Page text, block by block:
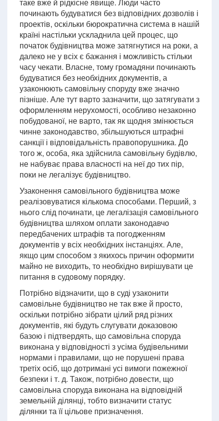
починають будуватися без відповідних дозволів і
проектів, оскільки бюрократична система в нашій
країні настільки ускладнила цей процес, що
початок будівництва може затягнутися на роки, а
далеко не у всіх є бажання і можливість стільки
часу чекати. Власне, тому громадяни починають
будуватися без необхідних документів, а
узаконюють самовільну споруду вже значно
пізніше. Але тут варто зазначити, що затягувати з
оформленням нерухомості, особливо незаконно
побудованої, не варто, так як щодня змінюється
чинне законодавство, збільшуються штрафні
санкції і відповідальність правопорушника. До
того ж, особа, яка здійснила самовільну будівлю,
не набуває права власності на неї до тих пір,
поки не легалізує будівництво.
Узаконення самовільного будівництва може
реалізовуватися кількома способами. Перший, з
нього слід починати, це легалізація самовільного
будівництва шляхом оплати законодавчо
передбачених штрафів та погодженням
документів у всіх необхідних інстанціях. Але,
якщо цим способом з якихось причин оформити
майно не виходить, то необхідно вирішувати це
питання в судовому порядку.
Потрібно відзначити, що в суді узаконити
самовільне будівництво не так вже й просто,
оскільки потрібно зібрати цілий ряд різних
документів, які будуть слугувати доказовою
базою і підтвердять, що самовільна споруда
виконана у відповідності з усіма будівельними
нормами і правилами, що не порушені права
третіх осіб, що дотримані усі вимоги пожежної
безпеки і т. д. Також, потрібно довести, що
самовільна споруда виконана на відповідній
земельній ділянці, тобто визначити статус
ділянки та її цільове призначення.